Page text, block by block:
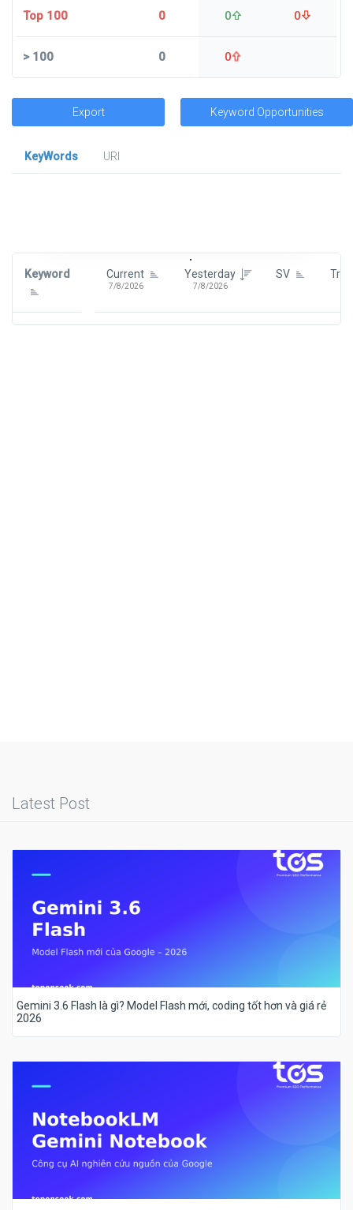
Top 100 0 0 0
>100 0 0
Export Keyword Opportunities
KeyWords
URl
Keyword Current
7/8/2026
Yesterday
7/8/2026
SV
Latest Post
Gemini 3.6 Flash là gì? Model Flash mới, coding tốt hơn và giá rẻ
2026